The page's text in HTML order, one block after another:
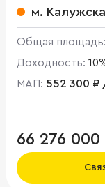
м.
Общая площадь:
Доходность:
МАП: 552 300 ₽
66 276